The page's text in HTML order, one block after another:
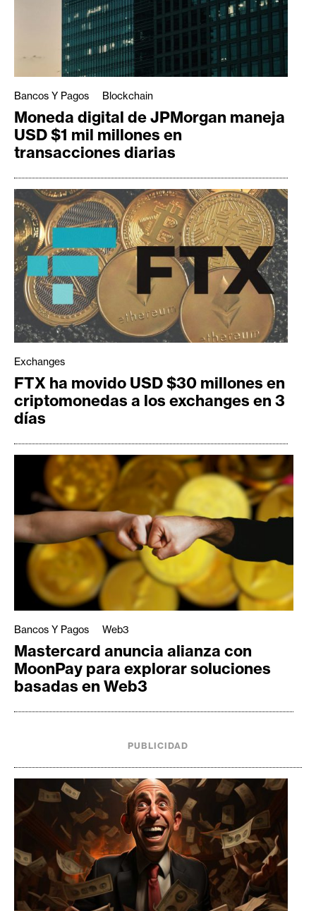
Bancos Y Pagos Blockchain
Moneda digital de JPMorgan maneja
USD $1 mil millones en
transacciones diarias
Exchanges
FTX ha movido USD $30 millones en
criptomonedas a los exchanges en 3
días
Bancos Y Pagos Web3
Mastercard anuncia alianza con
MoonPay para explorar soluciones
basadas en Web3
PUBLICIDAD